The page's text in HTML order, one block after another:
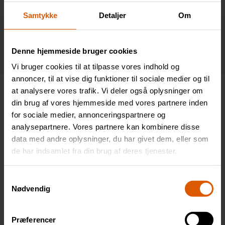
Samtykke Detaljer Om
Denne hjemmeside bruger cookies
Vi bruger cookies til at tilpasse vores indhold og
annoncer, til at vise dig funktioner til sociale medier og til
at analysere vores trafik. Vi deler også oplysninger om
din brug af vores hjemmeside med vores partnere inden
for sociale medier, annonceringspartnere og
analysepartnere. Vores partnere kan kombinere disse
data med andre oplysninger, du har givet dem, eller som
de har indsamlet fra din brug af deres tjenester.
Nødvendig
Præferencer
VAREKURV
Admin-Pay2020
OmAdmin-Pay2020
Denne forfatter har endnu ikke
udfyldt nogle detaljer.
So far Admin-Pay2020 has created 0